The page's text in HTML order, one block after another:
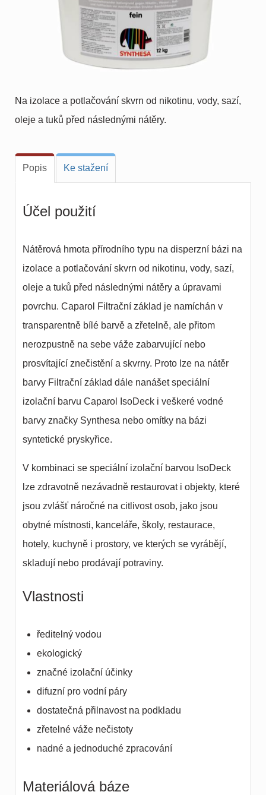
Na izolace a potlačování skvrn od nikotinu, vody, sazí,
oleje a tuků před následnými nátěry.
Popis Ke stažení
Účel použití
Nátěrová hmota přírodního typu na disperzní bázi na
izolace a potlačování skvrn od nikotinu, vody, sazí,
oleje a tuků před následnými nátěry a úpravami
povrchu. Caparol Filtrační základ je namíchán v
transparentně bílé barvě a zřetelně, ale přitom
nerozpustně na sebe váže zabarvující nebo
prosvítající znečistění a skvrny. Proto lze na nátěr
barvy Filtrační základ dále nanášet speciální
izolační barvu Caparol IsoDeck i veškeré vodné
barvy značky Synthesa nebo omítky na bázi
syntetické pryskyřice.
V kombinaci se speciální izolační barvou IsoDeck
lze zdravotně nezávadně restaurovat i objekty, které
jsou zvlášť náročné na citlivost osob, jako jsou
obytné místnosti, kanceláře, školy, restaurace,
hotely, kuchyně i prostory, ve kterých se vyrábějí,
skladují nebo prodávají potraviny.
Vlastnosti
ředitelný vodou
ekologický
značné izolační účinky
difuzní pro vodní páry
dostatečná přilnavost na podkladu
zřetelné váže nečistoty
nadné a jednoduché zpracování
Materiálová báze